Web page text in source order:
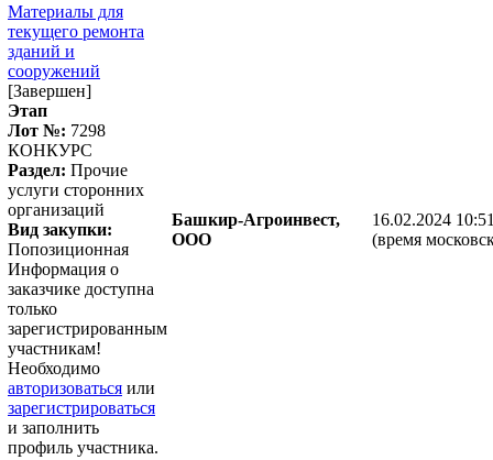
Материалы для
текущего ремонта
зданий и
сооружений
[Завершен]
Этап
Лот №: 7298
КОНКУРС
Раздел: Прочие
услуги сторонних
организаций
Вид закупки:
Попозиционная
Информация о
заказчике доступна
только
зарегистрированным
участникам!
Необходимо
авторизоваться или
зарегистрироваться
и заполнить
профиль участника.
Башкир-Агроинвест,
ООО
16.02.2024
(время